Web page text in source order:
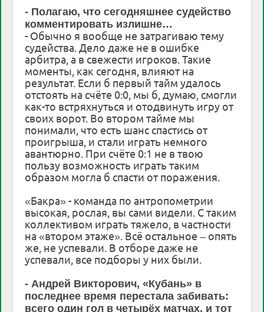
- Полагаю, что сегодняшнее судейство
комментировать излишне…
- Обычно я вообще не затрагиваю тему
судейства. Дело даже не в ошибке
арбитра, а в свежести игроков. Такие
моменты, как сегодня, влияют на
результат. Если б первый тайм удалось
отстоять на счёте 0:0, мы б, думаю, смогли
как-то встряхнуться и отодвинуть игру от
своих ворот. Во втором тайме мы
понимали, что есть шанс спастись от
проигрыша, и стали играть немного
авантюрно. При счёте 0:1 не в твою
пользу возможность играть таким
образом могла б спасти от поражения.
«Бакра» - команда по антропометрии
высокая, рослая, вы сами видели. С таким
коллективом играть тяжело, в частности
на «втором этаже». Всё остальное – опять
же, не успевали. В отборе даже не
успевали, все подборы у них были.
- Андрей Викторович, «Кубань» в
последнее время перестала забивать:
всего один гол в четырёх матчах, и тот